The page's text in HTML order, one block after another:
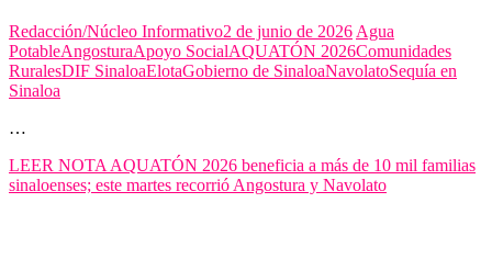
Redacción/Núcleo Informativo2 de junio de 2026 Agua
PotableAngosturaApoyo SocialAQUATÓN 2026Comunidades
RuralesDIF SinaloaElotaGobierno de SinaloaNavolatoSequía en
Sinaloa
…
LEER NOTA AQUATÓN 2026 beneficia a más de 10 mil familias
sinaloenses; este martes recorrió Angostura y Navolato